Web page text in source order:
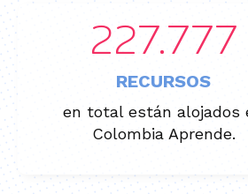
229.991
RECURSOS
en total están alojados
Colombia Aprende.